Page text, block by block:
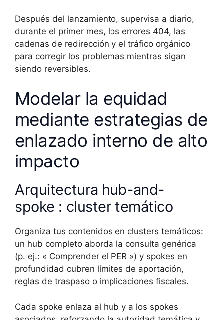
Después del lanzamiento, supervisa a diario,
durante el primer mes, los errores 404, las
cadenas de redirección y el tráfico orgánico
para corregir los problemas mientras sigan
siendo reversibles.
Modelar la equidad
mediante estrategias de
enlazado interno de alto
impacto
Arquitectura hub-and-
spoke : cluster temático
Organiza tus contenidos en clusters temáticos:
un hub completo aborda la consulta genérica
(p. ej.: « Comprender el PER ») y spokes en
profundidad cubren límites de aportación,
reglas de traspaso o implicaciones fiscales.
Cada spoke enlaza al hub y a los spokes